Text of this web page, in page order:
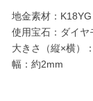
地金素材：K18YG
使用宝石：ダイヤ
大きさ（縦×横）
幅：約2mm